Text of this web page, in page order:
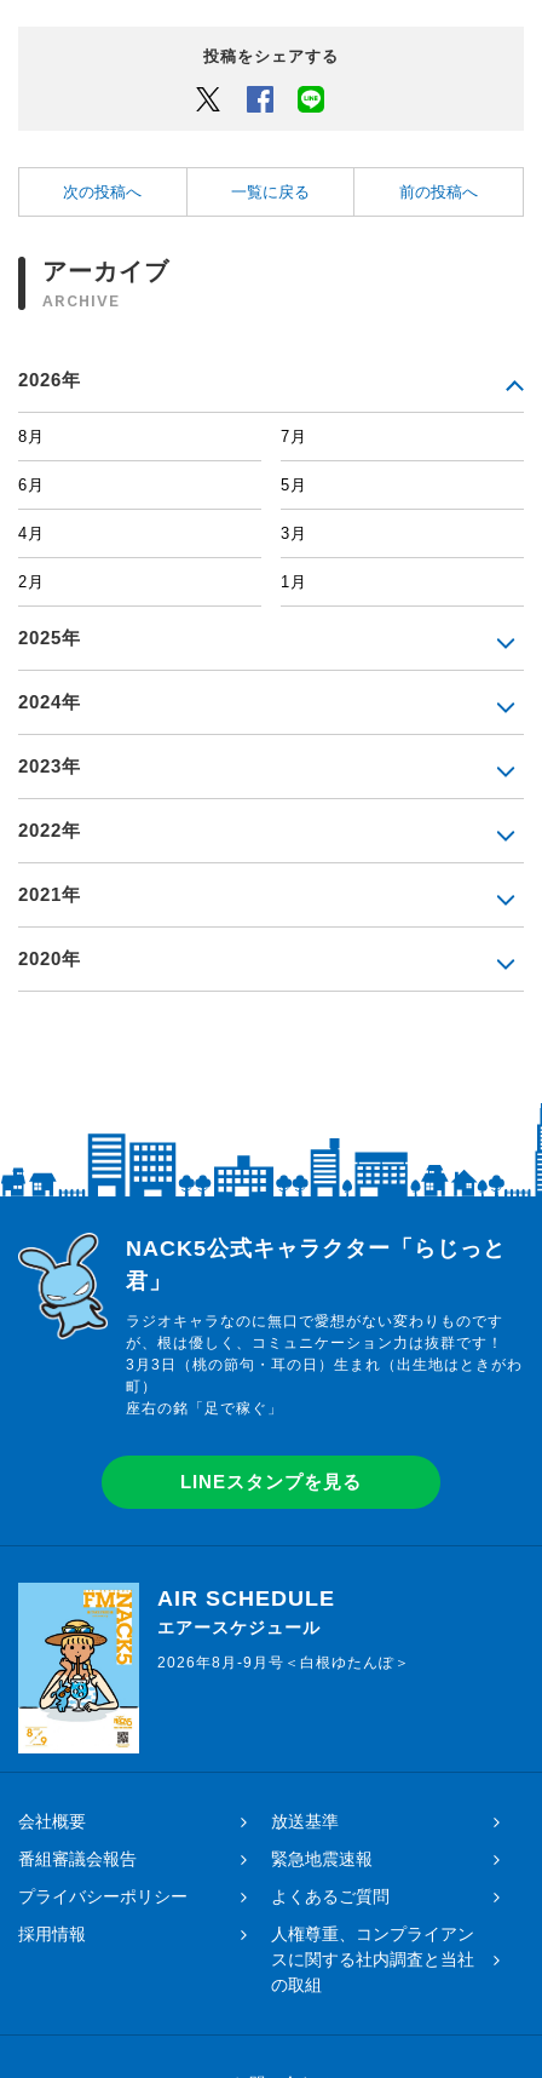
投稿をシェアする
Twitter Facebook
次の投稿へ 一覧に戻る 前の投稿へ
アーカイブ
ARCHIVE
2026年
8月 7月
6月 5月
4月 3月
2月 1月
2025年
2024年
2023年
2022年
2021年
2020年
らじっと君
NACK5公式キャラクター「らじっと
君」
ラジオキャラなのに無口で愛想がない変わりものです
が、根は優しく、コミュニケーション力は抜群です！
3月3日（桃の節句・耳の日）生まれ（出生地はときがわ
町）
座右の銘「足で稼ぐ」
LINEスタンプを見る
AIR SCHEDULE
エアースケジュール
2026年8月-9月号＜白根ゆたんぽ＞
会社概要
放送基準
番組審議会報告
緊急地震速報
プライバシーポリシー
よくあるご質問
採用情報
人権尊重、コンプライアン
スに関する社内調査と当社
の取組